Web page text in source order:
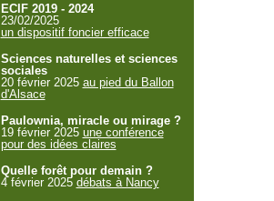
ECIF 2019 - 2024
23/02/2025
un dispositif foncier efficace
Sciences naturelles et sciences
sociales
20 février 2025 au pied du Ballon
d'Alsace
Paulownia, miracle ou mirage ?
19 février 2025 une conférence
pour des idées claires
Quelle forêt pour demain ?
4 février 2025 débats à Nancy